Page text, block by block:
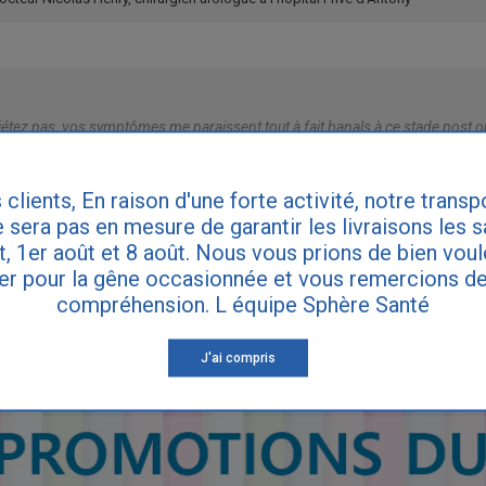
pas, vos symptômes me paraissent tout à fait banals à ce stade post
DES QUESTIONS
réponse ne remplace pas le diagnostic de votre médecin. Consultez
si vous souffrez d'incontinence.
clients, En raison d'une forte activité, notre
sera pas en mesure de garantir les livraisons les
1er août et 8 août. Nous vous prions de bien
pour la gêne occasionnée et vous remercions
compréhension. L équipe Sphère Santé
J'ai compris